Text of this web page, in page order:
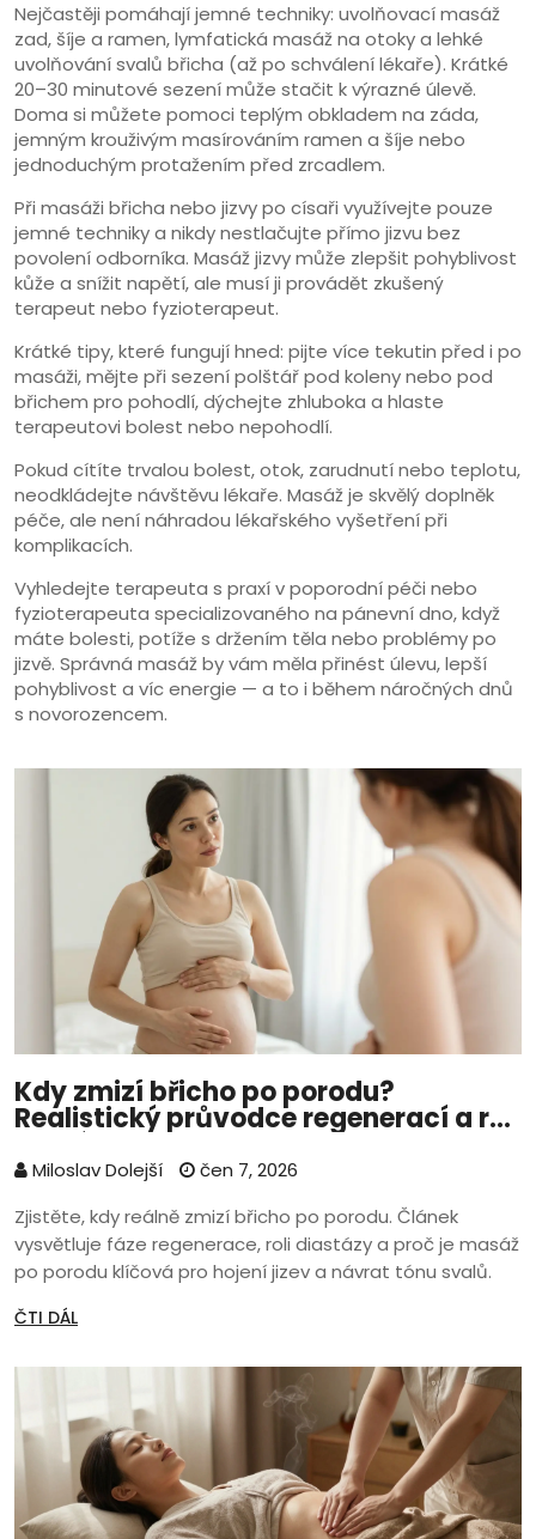
Nejčastěji pomáhají jemné techniky: uvolňovací masáž
zad, šíje a ramen, lymfatická masáž na otoky a lehké
uvolňování svalů břicha (až po schválení lékaře). Krátké
20–30 minutové sezení může stačit k výrazné úlevě.
Doma si můžete pomoci teplým obkladem na záda,
jemným krouživým masírováním ramen a šíje nebo
jednoduchým protažením před zrcadlem.
Při masáži břicha nebo jizvy po císaři využívejte pouze
jemné techniky a nikdy nestlačujte přímo jizvu bez
povolení odborníka. Masáž jizvy může zlepšit pohyblivost
kůže a snížit napětí, ale musí ji provádět zkušený
terapeut nebo fyzioterapeut.
Krátké tipy, které fungují hned: pijte více tekutin před i po
masáži, mějte při sezení polštář pod koleny nebo pod
břichem pro pohodlí, dýchejte zhluboka a hlaste
terapeutovi bolest nebo nepohodlí.
Pokud cítíte trvalou bolest, otok, zarudnutí nebo teplotu,
neodkládejte návštěvu lékaře. Masáž je skvělý doplněk
péče, ale není náhradou lékařského vyšetření při
komplikacích.
Vyhledejte terapeuta s praxí v poporodní péči nebo
fyzioterapeuta specializovaného na pánevní dno, když
máte bolesti, potíže s držením těla nebo problémy po
jizvě. Správná masáž by vám měla přinést úlevu, lepší
pohyblivost a víc energie — a to i během náročných dnů
s novorozencem.
Kdy zmizí břicho po porodu?
Realistický průvodce regenerací a rolí
masáže
Miloslav Dolejší
čen 7, 2026
Zjistěte, kdy reálně zmizí břicho po porodu. Článek
vysvětluje fáze regenerace, roli diastázy a proč je masáž
po porodu klíčová pro hojení jizev a návrat tónu svalů.
ČTI DÁL